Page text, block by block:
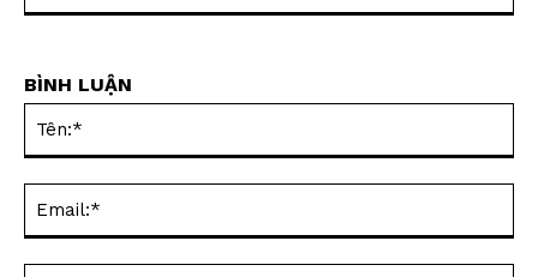
BÌNH LUẬN